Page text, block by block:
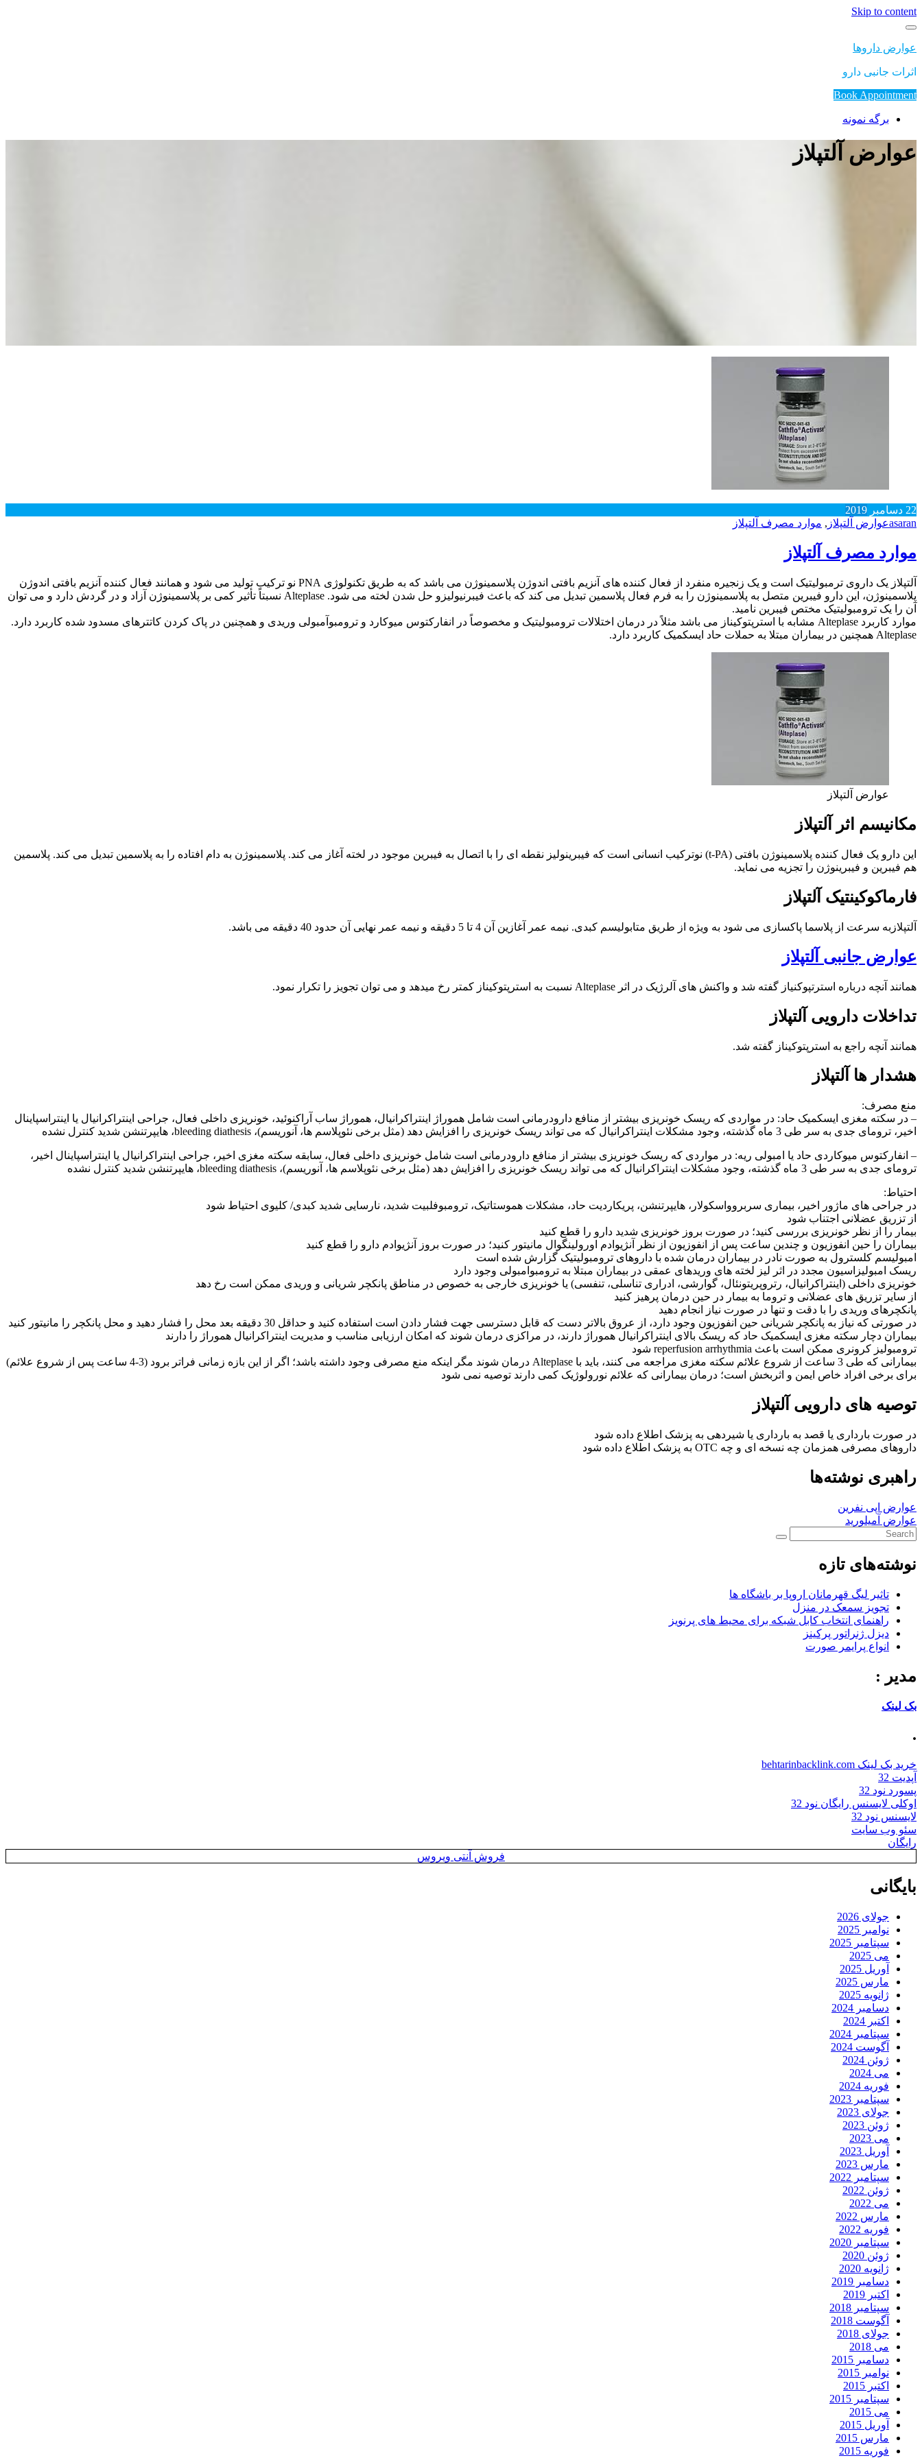
Skip to content
عوارض داروها
اثرات جانبی دارو
Book Appointment
برگه نمونه
عوارض آلتپلاز
22 دسامبر 2019
asaranعوارض آلتپلاز , موارد مصرف آلتپلاز
موارد مصرف آلتپلاز
آلتپلاز یک داروی ترمبولیتیک است و یک زنجیره منفرد از فعال کننده های آنزیم بافتی اندوژن پلاسمینوژن می باشد که به طریق تکنولوژی PNA نو ترکیب تولید می شود و همانند فعال کننده آنزیم بافتی اندوژن
پلاسمینوژن، این دارو فیبرین متصل به پلاسمینوژن را به فرم فعال پلاسمین تبدیل می کند که باعث فیبرنیولیزو حل شدن لخته می شود. Alteplase نسبتاً تأثیر کمی بر پلاسمینوژن آزاد و در گردش دارد و می توان
آن را یک ترومبولیتیک مختص فیبرین نامید.
موارد کاربرد Alteplase مشابه با استرپتوکیناز می باشد مثلاً در درمان اختلالات ترومبولیتیک و مخصوصاً در انفارکتوس میوکارد و ترومبوآمبولی وریدی و همچنین در پاک کردن کاتترهای مسدود شده کاربرد دارد.
Alteplase همچنین در بیماران مبتلا به حملات حاد ایسکمیک کاربرد دارد.
عوارض آلتپلاز
مکانیسم اثر آلتپلاز
این دارو یک فعال کننده پلاسمینوژن بافتی (t-PA) نوترکیب انسانی است که فیبرینولیز نقطه ای را با اتصال به فیبرین موجود در لخته آغاز می کند. پلاسمینوژن به دام افتاده را به پلاسمین تبدیل می کند. پلاسمین
هم فیبرین و فیبرینوژن را تجزیه می نماید.
فارماکوکینتیک آلتپلاز
آلتپلازبه سرعت از پلاسما پاکسازی می شود به ویژه از طریق متابولیسم کبدی. نیمه عمر آغازین آن 4 تا 5 دقیقه و نیمه عمر نهایی آن حدود 40 دقیقه می باشد.
عوارض جانبی آلتپلاز
همانند آنچه درباره استرتپوکنیاز گفته شد و واکنش های آلرژیک در اثر Alteplase نسبت به استرپتوکیناز کمتر رخ میدهد و می توان تجویز را تکرار نمود.
تداخلات دارویی آلتپلاز
همانند آنچه راجع به استرپتوکیناز گفته شد.
هشدار ها آلتپلاز
منع مصرف:
– در سکته مغزی ایسکمیک حاد: در مواردی که ریسک خونریزی بیشتر از منافع دارودرمانی است شامل هموراژ اینتراکرانیال، هموراژ ساب آراکنوئید، خونریزی داخلی فعال، جراحی اینتراکرانیال یا اینتراسپاینال
اخیر، ترومای جدی به سر طی 3 ماه گذشته، وجود مشکلات اینتراکرانیال که می تواند ریسک خونریزی را افزایش دهد (مثل برخی نئوپلاسم ها، آنوریسم)، bleeding diathesis، هایپرتنشن شدید کنترل نشده
– انفارکتوس میوکاردی حاد یا امبولی ریه: در مواردی که ریسک خونریزی بیشتر از منافع دارودرمانی است شامل خونریزی داخلی فعال، سابقه سکته مغزی اخیر، جراحی اینتراکرانیال یا اینتراسپاینال اخیر،
ترومای جدی به سر طی 3 ماه گذشته، وجود مشکلات اینتراکرانیال که می تواند ریسک خونریزی را افزایش دهد (مثل برخی نئوپلاسم ها، آنوریسم)، bleeding diathesis، هایپرتنشن شدید کنترل نشده
احتیاط:
در جراحی های ماژور اخیر، بیماری سربروواسکولار، هایپرتنشن، پریکاردیت حاد، مشکلات هموستاتیک، ترومبوفلبیت شدید، نارسایی شدید کبدی/ کلیوی احتیاط شود
از تزریق عضلانی اجتناب شود
بیمار را از نظر خونریزی بررسی کنید؛ در صورت بروز خونریزی شدید دارو را قطع کنید
بیماران را حین انفوزیون و چندین ساعت پس از انفوزیون از نظر آنژیوادم اورولینگوال مانیتور کنید؛ در صورت بروز آنژیوادم دارو را قطع کنید
امبولیسم کلسترول به صورت نادر در بیماران درمان شده با داروهای ترومبولیتیک گزارش شده است
ریسک امبولیزاسیون مجدد در اثر لیز لخته های وریدهای عمقی در بیماران مبتلا به ترومبوامبولی وجود دارد
خونریزی داخلی (اینتراکرانیال، رتروپریتونئال، گوارشی، ادراری تناسلی، تنفسی) یا خونریزی خارجی به خصوص در مناطق پانکچر شریانی و وریدی ممکن است رخ دهد
از سایر تزریق های عضلانی و تروما به بیمار در حین درمان پرهیز کنید
پانکچرهای وریدی را با دقت و تنها در صورت نیاز انجام دهید
در صورتی که نیاز به پانکچر شریانی حین انفوزیون وجود دارد، از عروق بالاتر دست که قابل دسترسی جهت فشار دادن است استفاده کنید و حداقل 30 دقیقه بعد محل را فشار دهید و محل پانکچر را مانیتور کنید
بیماران دچار سکته مغزی ایسکمیک حاد که ریسک بالای اینتراکرانیال هموراژ دارند، در مراکزی درمان شوند که امکان ارزیابی مناسب و مدیریت اینتراکرانیال هموراژ را دارند
ترومبولیز کرونری ممکن است باعث reperfusion arrhythmia شود
بیمارانی که طی 3 ساعت از شروع علائم سکته مغزی مراجعه می کنند، باید با Alteplase درمان شوند مگر اینکه منع مصرفی وجود داشته باشد؛ اگر از این بازه زمانی فراتر برود (3-4 ساعت پس از شروع علائم)
برای برخی افراد خاص ایمن و اثربخش است؛ درمان بیمارانی که علائم نورولوژیک کمی دارند توصیه نمی شود
توصیه های دارویی آلتپلاز
در صورت بارداری یا قصد به بارداری یا شیردهی به پزشک اطلاع داده شود
داروهای مصرفی همزمان چه نسخه ای و چه OTC به پزشک اطلاع داده شود
راهبری نوشته‌ها
عوارض اپی نفرین
عوارض آمیلورید
نوشته‌های تازه
تاثیر لیگ قهرمانان اروپا بر باشگاه ها
تجویز سمعک در منزل
راهنمای انتخاب کابل شبکه برای محیط های پرنویز
دیزل ژنراتور پرکینز
انواع پرایمر صورت
مدیر :
بک لینک
.
خرید بک لینک behtarinbacklink.com
آپدیت 32
پسورد نود 32
اوکلی لایسنس رایگان نود 32
لایسنس نود 32
سئو وب سایت
رایگان
فروش آنتی ویروس
بایگانی
جولای 2026
نوامبر 2025
سپتامبر 2025
می 2025
آوریل 2025
مارس 2025
ژانویه 2025
دسامبر 2024
اکتبر 2024
سپتامبر 2024
آگوست 2024
ژوئن 2024
می 2024
فوریه 2024
سپتامبر 2023
جولای 2023
ژوئن 2023
می 2023
آوریل 2023
مارس 2023
سپتامبر 2022
ژوئن 2022
می 2022
مارس 2022
فوریه 2022
سپتامبر 2020
ژوئن 2020
ژانویه 2020
دسامبر 2019
اکتبر 2019
سپتامبر 2018
آگوست 2018
جولای 2018
می 2018
دسامبر 2015
نوامبر 2015
اکتبر 2015
سپتامبر 2015
می 2015
آوریل 2015
مارس 2015
فوریه 2015